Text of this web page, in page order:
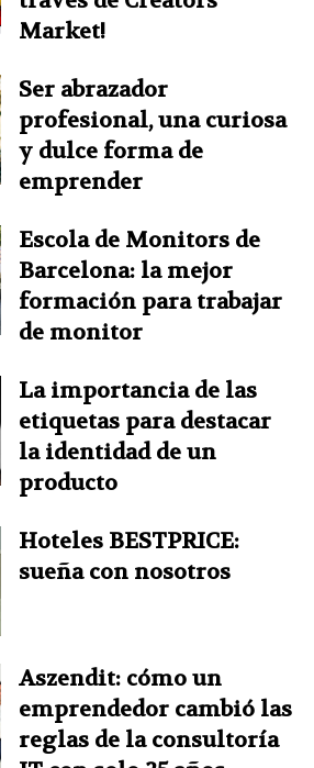
Market!
Ser abrazador
profesional, una curiosa
y dulce forma de
emprender
Escola de Monitors de
Barcelona: la mejor
formación para trabajar
de monitor
La importancia de las
etiquetas para destacar
la identidad de un
producto
Hoteles BESTPRICE:
sueña con nosotros
Aszendit: cómo un
emprendedor cambió las
reglas de la consultoría